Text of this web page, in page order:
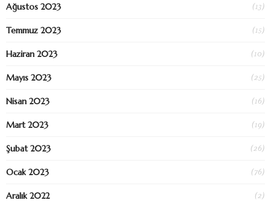
Ağustos 2023 (13)
Temmuz 2023 (15)
Haziran 2023 (10)
Mayıs 2023 (25)
Nisan 2023 (16)
Mart 2023 (19)
Şubat 2023 (26)
Ocak 2023 (76)
Aralık 2022 (2)